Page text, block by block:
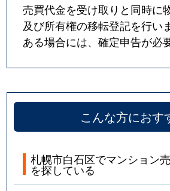
売買代金を受け取りと同時に
及び所有権の移転登記を行い
ある場合には、確定申告が必
こんな方におす
札幌市白石区でマンション
を探している